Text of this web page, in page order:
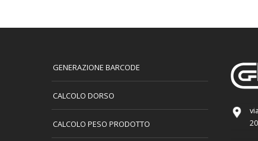
GENERAZIONE BARCODE
CALCOLO DORSO
CALCOLO PESO PRODOTTO